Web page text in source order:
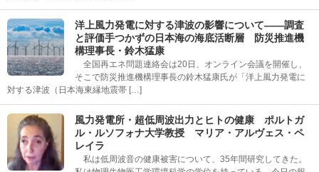
洋上風力発電に対する津波の影響について――調査
と評価手つかずの日本海の海底活断層 防災推進機
構理事長・鈴木猛康
全国再エネ問題連絡会は20日、オンライン会議を開催し、
そこで防災推進機構理事長の鈴木猛康氏が「洋上風力発電に
対する津波（日本海東縁地震帯 […]
風力発電所・超低周波出力とヒトの健康 ポルトガ
ル・ルソフォナ大学教授 マリア・アルヴェス・ペ
レイラ
私は低周波音の健康被害について、35年間研究してきた。